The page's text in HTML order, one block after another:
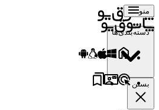
منو
دسته‌بندی‌ها
بستن